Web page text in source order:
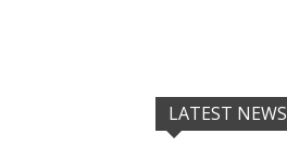
LATEST NEWS